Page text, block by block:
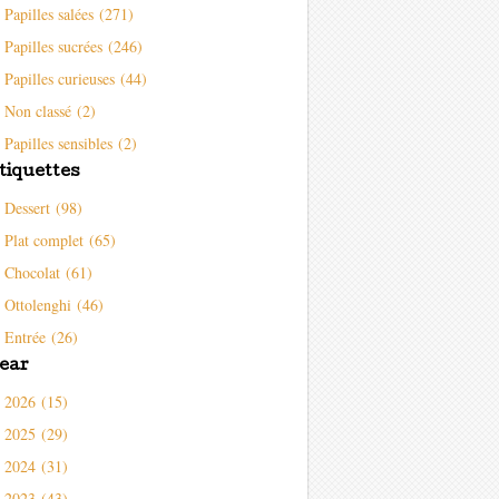
Papilles salées (271)
Papilles sucrées (246)
Papilles curieuses (44)
Non classé (2)
Papilles sensibles (2)
Dessert (98)
Plat complet (65)
Chocolat (61)
Ottolenghi (46)
Entrée (26)
2026 (15)
2025 (29)
2024 (31)